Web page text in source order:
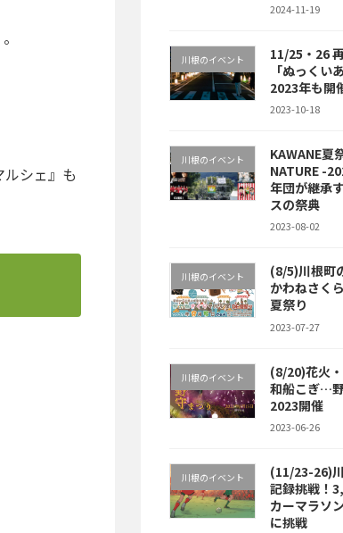
シェ』も
2024-11-19
川根のイベント
11/25・26
「ぬっくい
2023年も開
2023-10-18
川根のイベント
KAWANE夏
NATURE -
年団が継承
スの祭典
2023-08-02
川根のイベント
(8/5)川根町
かわねさく
夏祭り
2023-07-27
川根のイベント
(8/20)花火
和船こぎ…
2023開催
2023-06-26
川根のイベント
(11/23-26)
記録挑戦！
カーマラソ
に挑戦